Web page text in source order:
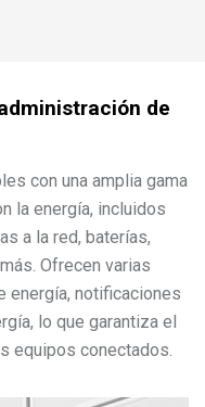
de
con una amplia gama
la energía, incluidos
a la red, baterías,
Ofrecen varias
energía, notificaciones
lo que garantiza el
equipos conectados.